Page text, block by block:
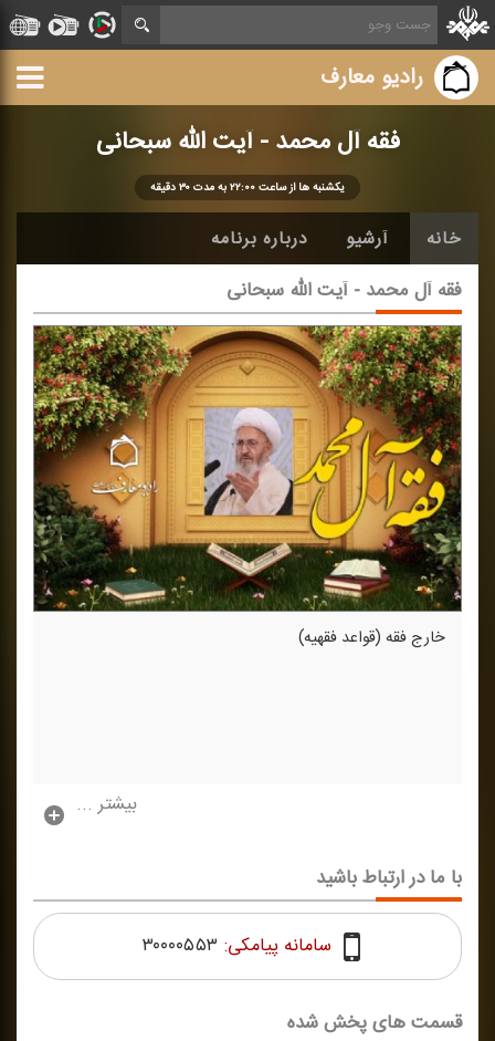
رادیو معارف
فقه آل محمد - آیت الله سبحانی
یكشنبه ها از ساعت ۲۲:۰۰ به مدت ۳۰ دقیقه
خانه آرشیو درباره برنامه
فقه آل محمد - آیت الله سبحانی
خارج فقه (قواعد فقهیه)
بیشتر ...
قسمت های پخش شده
با ما در ارتباط باشید
سامانه پیامکی: ۳۰۰۰۰۵۵۳